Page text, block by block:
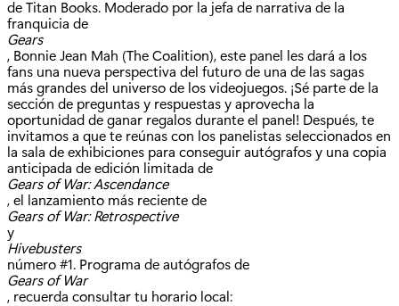
de Titan Books. Moderado por la jefa de narrativa de la
franquicia de
Gears
, Bonnie Jean Mah (The Coalition), este panel les dará a los
fans una nueva perspectiva del futuro de una de las sagas
más grandes del universo de los videojuegos. ¡Sé parte de la
sección de preguntas y respuestas y aprovecha la
oportunidad de ganar regalos durante el panel! Después, te
invitamos a que te reúnas con los panelistas seleccionados en
la sala de exhibiciones para conseguir autógrafos y una copia
anticipada de edición limitada de
Gears of War: Ascendance
, el lanzamiento más reciente de
Gears of War: Retrospective
y
Hivebusters
número #1. Programa de autógrafos de
Gears of War
, recuerda consultar tu horario local: